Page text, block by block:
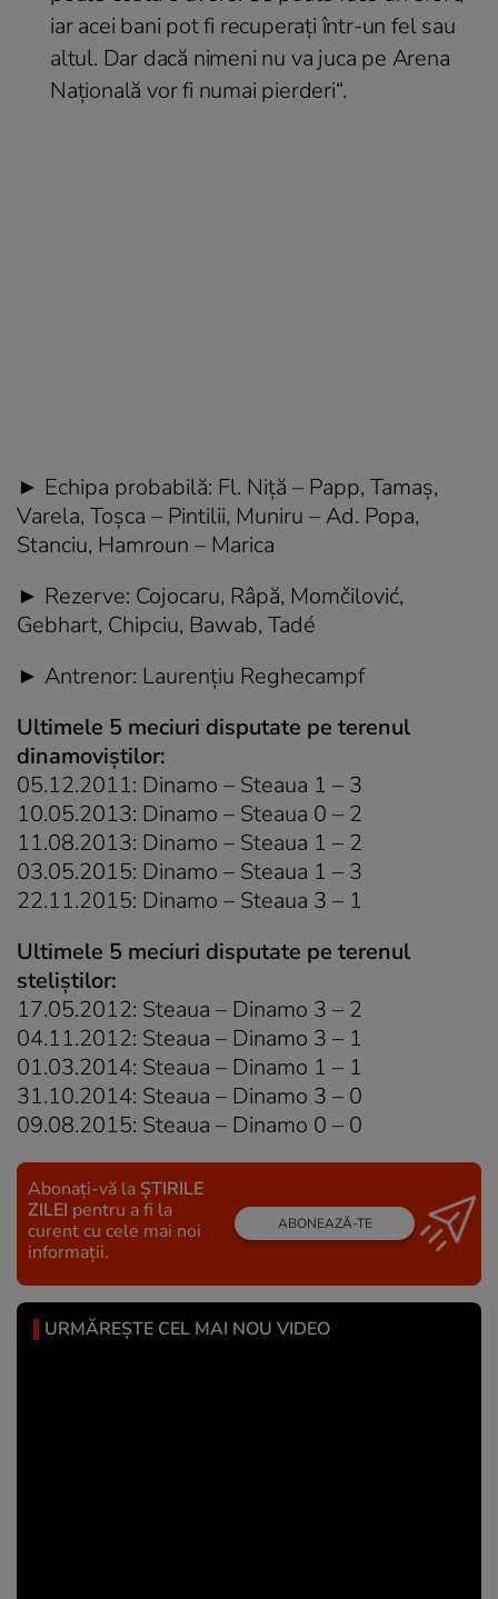
iar acei bani pot fi recuperați într-un fel sau
altul. Dar dacă nimeni nu va juca pe Arena
Națională vor fi numai pierderi“.
► Echipa probabilă: Fl. Niţă – Papp, Tamaș,
Varela, Toșca – Pintilii, Muniru – Ad. Popa,
Stanciu, Hamroun – Marica
► Rezerve: Cojocaru, Râpă, Momčilović,
Gebhart, Chipciu, Bawab, Tadé
► Antrenor: Laurenţiu Reghecampf
Ultimele 5 meciuri disputate pe terenul
dinamoviştilor:
05.12.2011: Dinamo – Steaua 1 – 3
10.05.2013: Dinamo – Steaua 0 – 2
11.08.2013: Dinamo – Steaua 1 – 2
03.05.2015: Dinamo – Steaua 1 – 3
22.11.2015: Dinamo – Steaua 3 – 1
Ultimele 5 meciuri disputate pe terenul
steliştilor:
17.05.2012: Steaua – Dinamo 3 – 2
04.11.2012: Steaua – Dinamo 3 – 1
01.03.2014: Steaua – Dinamo 1 – 1
31.10.2014: Steaua – Dinamo 3 – 0
09.08.2015: Steaua – Dinamo 0 – 0
Abonați-vă la ȘTIRILE
ZILEI pentru a fi la
curent cu cele mai noi
informații.
ABONEAZĂ-TE
URMĂREȘTE CEL MAI NOU VIDEO